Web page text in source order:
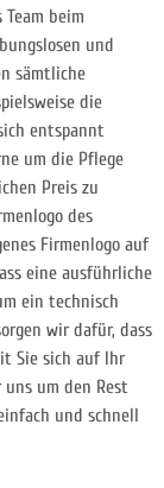
Team beim
und
sämtliche
die
entspannt
um die Pflege
Preis zu
des
Firmenlogo auf
eine ausführliche
ein technisch
wir dafür, dass
Sie sich auf Ihr
um den Rest
und schnell